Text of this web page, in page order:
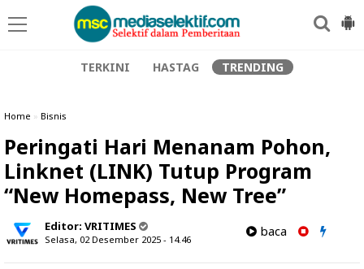
TERKINI HASTAG TRENDING
Home » Bisnis
Peringati Hari Menanam Pohon,
Linknet (LINK) Tutup Program
“New Homepass, New Tree”
Editor: VRITIMES
Selasa, 02 Desember 2025 - 14.46
baca